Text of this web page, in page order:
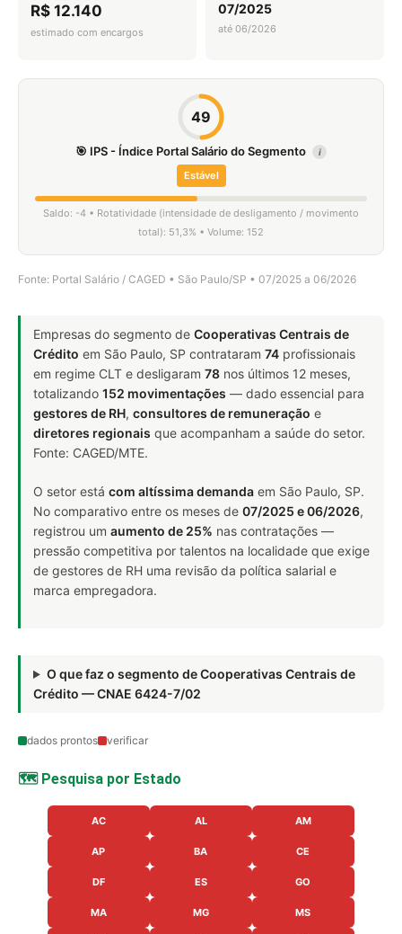
R$ 12.140
estimado com encargos
07/2025
até 06/2026
49
🎯 IPS - Índice Portal Salário do Segmento i
Estável
Saldo: -4 • Rotatividade (intensidade de desligamento / movimento
total): 51,3% • Volume: 152
Fonte: Portal Salário / CAGED • São Paulo/SP • 07/2025 a 06/2026
Empresas do segmento de Cooperativas Centrais de
Crédito em São Paulo, SP contrataram 74 profissionais
em regime CLT e desligaram 78 nos últimos 12 meses,
totalizando 152 movimentações — dado essencial para
gestores de RH, consultores de remuneração e
diretores regionais que acompanham a saúde do setor.
Fonte: CAGED/MTE.
O setor está com altíssima demanda em São Paulo, SP.
No comparativo entre os meses de 07/2025 e 06/2026,
registrou um aumento de 25% nas contratações —
pressão competitiva por talentos na localidade que exige
de gestores de RH uma revisão da política salarial e
marca empregadora.
O que faz o segmento de Cooperativas Centrais de
Crédito — CNAE 6424-7/02
dados prontos verificar
🗺️ Pesquisa por Estado
AC AL AM
AP BA CE
DF ES GO
MA MG MS